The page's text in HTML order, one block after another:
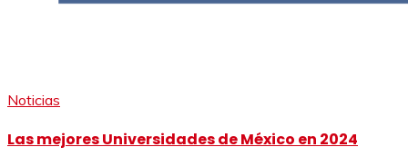
Noticias
Las mejores Universidades de México en 2024